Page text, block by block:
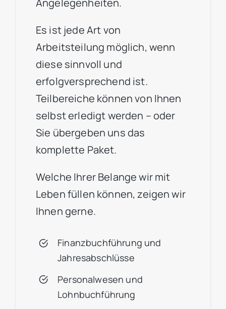
Angelegenheiten.
Es ist jede Art von
Arbeitsteilung möglich, wenn
diese sinnvoll und
erfolgversprechend ist.
Teilbereiche können von Ihnen
selbst erledigt werden – oder
Sie übergeben uns das
komplette Paket.
Welche Ihrer Belange wir mit
Leben füllen können, zeigen wir
Ihnen gerne.
Finanzbuchführung und
Jahresabschlüsse
Personalwesen und
Lohnbuchführung